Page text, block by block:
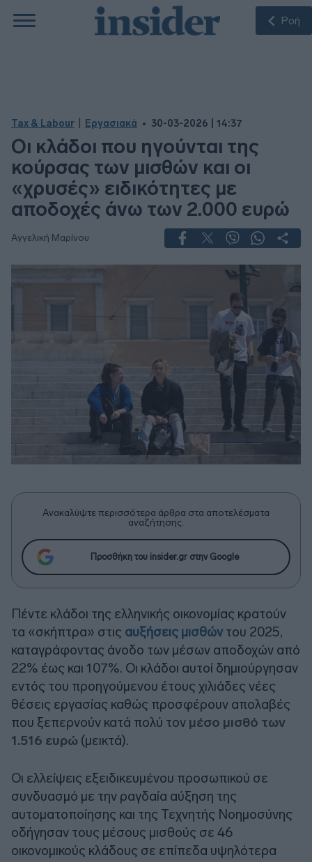
Ροή
Tax & Labour Εργασιακά 30-03-2026 | 14:37
Οι κλάδοι που ηγούνται της
κούρσας των μισθών και οι
«χρυσές» ειδικότητες με
αποδοχές άνω των 2.000 ευρώ
Αγγελική Μαρίνου
Ανακαλύψτε περισσότερα άρθρα στα αποτελέσματα
αναζήτησης.
Προσθήκη του insider.gr στην Google
Πέντε κλάδοι της ελληνικής οικονομίας κρατούν
τα «σκήπτρα» στις αυξήσεις μισθώντου 2025,
καταγράφοντας άνοδο των μέσων αποδοχών από
22% έως και 107%. Οι κλάδοι αυτοί δημιούργησαν
εντός του προηγούμενου έτους χιλιάδες νέες
θέσεις εργασίας καθώς προσφέρουν απολαβές
που ξεπερνούν κατά πολύ τον μέσο μισθό των
1.516 ευρώ (μεικτά).
Οι ελλείψεις εξειδικευμένου προσωπικού σε
συνδυασμό με την ραγδαία αύξηση της
αυτοματοποίησης και της Τεχνητής Νοημοσύνης
οδήγησαν τους μέσους μισθούς σε 46
οικονομικούς κλάδους σε επίπεδα υψηλότερα